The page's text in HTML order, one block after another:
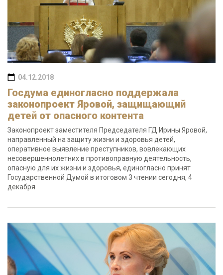
04.12.2018
Госдума единогласно поддержала
законопроект Яровой, защищающий
детей от опасного контента
Законопроект заместителя Председателя ГД Ирины Яровой,
направленный на защиту жизни и здоровья детей,
оперативное выявление преступников, вовлекающих
несовершеннолетних в противоправную деятельность,
опасную для их жизни и здоровья, единогласно принят
Государственной Думой в итоговом 3 чтении сегодня, 4
декабря